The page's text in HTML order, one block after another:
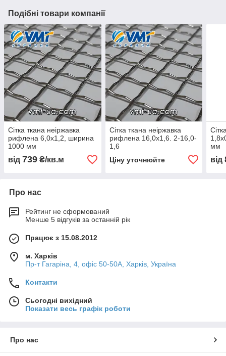
Подібні товари компанії
Сітка ткана неіржавка
рифлена 6,0х1,2, ширина
1000 мм
від 739 ₴/кв.м
Сітка ткана неіржавка
рифлена 16,0х1,6. 2-16,0-
1,6
Ціну уточнюйте
мм
від
Про нас
Рейтинг не сформований
Менше 5 відгуків за останній рік
Працює з 15.08.2012
м. Харків
Пр-т Гагаріна, 4, офіс 50-50A, Харків, Україна
Контакти
Сьогодні вихідний
Показати весь графік роботи
Про нас